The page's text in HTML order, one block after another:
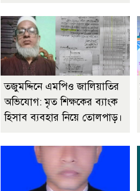
তজুমদ্দিনে এমপিও জালিয়াতির
অভিযোগ: মৃত শিক্ষকের ব্যাংক
হিসাব ব্যবহার নিয়ে তোলপাড়।